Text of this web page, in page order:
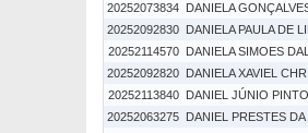
20252073834 DANIELA
20252092830 DANIELA PAULA DE
20252114570
DANIELA SIMOES
20252092820 DANIELA XAVIEL
20252113840
DANIEL JÚNIO
20252063275 DANIEL PRESTES DA